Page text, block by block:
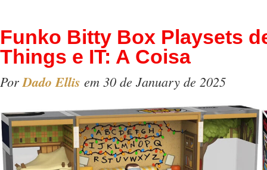
Funko Bitty Box Playsets
Things e IT: A Coisa
PorDado Ellis em 30 de January de 2025